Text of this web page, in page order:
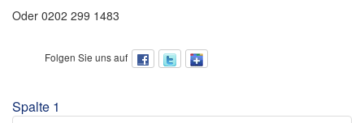
Oder 0202 299 1483
Folgen Sie uns auf
Spalte 1